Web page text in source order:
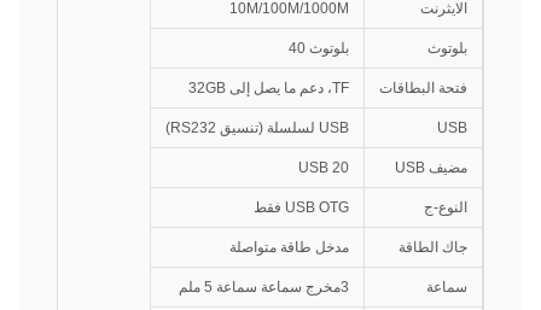
الايثرنت 10M/100M/1000M
بلوتوث بلوتوث 40
فتحة البطاقات TF، دعم ما يصل إلى 32GB
USB USB لسلسلة (تنسيق RS232)
مضيف USB USB 20
النوع-ج USB OTG فقط
جاك الطاقة مدخل طاقة متواصلة
سماعة 3مخرج سماعة سماعة 5 ملم